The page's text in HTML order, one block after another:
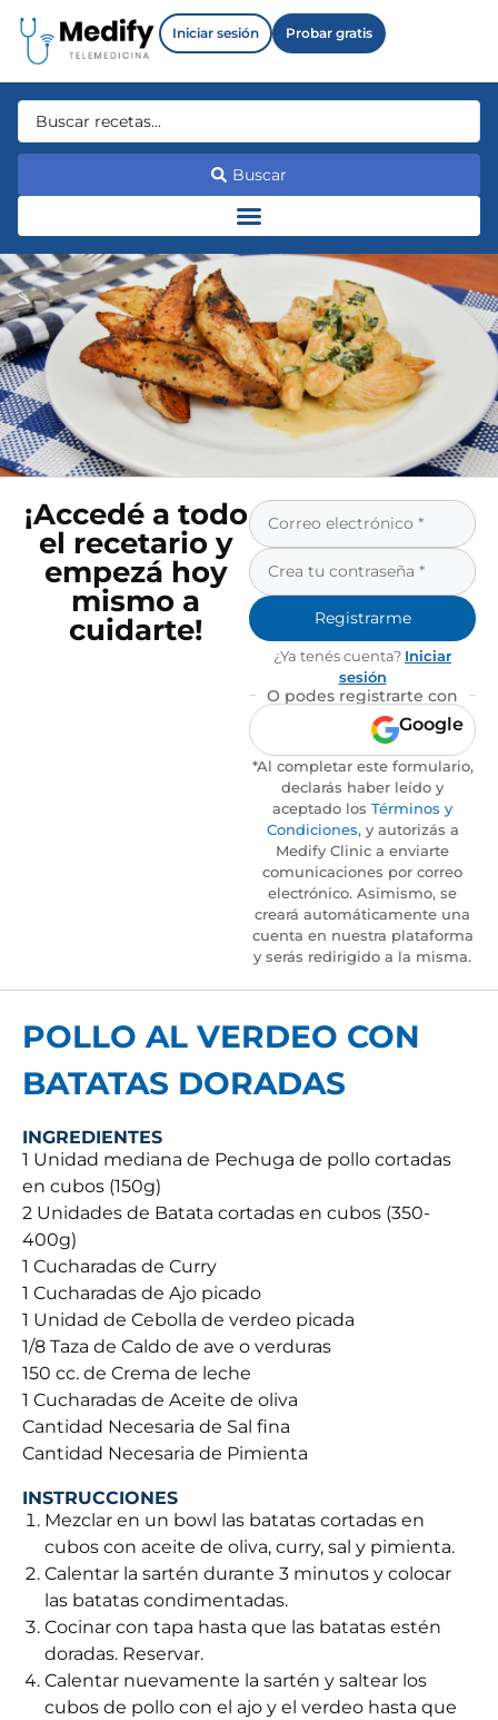
Iniciar sesión Probar gratis
Buscar
¡Accedé a todo
el recetario y
empezá hoy
mismo a
cuidarte!
Registrarme
¿Ya tenés cuenta? Iniciar
sesión
O podes registrarte con
Google
*Al completar este formulario,
declarás haber leído y
aceptado los Términos y
Condiciones, y autorizás a
Medify Clinic a enviarte
comunicaciones por correo
electrónico. Asimismo, se
creará automáticamente una
cuenta en nuestra plataforma
y serás redirigido a la misma.
POLLO AL VERDEO CON
BATATAS DORADAS
INGREDIENTES
1 Unidad mediana de Pechuga de pollo cortadas
en cubos (150g)
2 Unidades de Batata cortadas en cubos (350-
400g)
1 Cucharadas de Curry
1 Cucharadas de Ajo picado
1 Unidad de Cebolla de verdeo picada
1/8 Taza de Caldo de ave o verduras
150 cc. de Crema de leche
1 Cucharadas de Aceite de oliva
Cantidad Necesaria de Sal fina
Cantidad Necesaria de Pimienta
INSTRUCCIONES
Mezclar en un bowl las batatas cortadas en
cubos con aceite de oliva, curry, sal y pimienta.
Calentar la sartén durante 3 minutos y colocar
las batatas condimentadas.
Cocinar con tapa hasta que las batatas estén
doradas. Reservar.
Calentar nuevamente la sartén y saltear los
cubos de pollo con el ajo y el verdeo hasta que